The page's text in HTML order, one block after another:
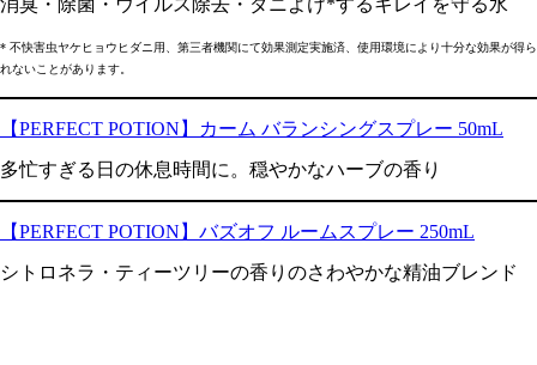
消臭・除菌・ウイルス除去・ダニよけ*するキレイを守る水
* 不快害虫ヤケヒョウヒダニ用、第三者機関にて効果測定実施済、使用環境により十分な効果が得ら
れないことがあります。
【PERFECT POTION】カーム バランシングスプレー 50mL
多忙すぎる日の休息時間に。穏やかなハーブの香り
【PERFECT POTION】バズオフ ルームスプレー 250mL
シトロネラ・ティーツリーの香りのさわやかな精油ブレンド